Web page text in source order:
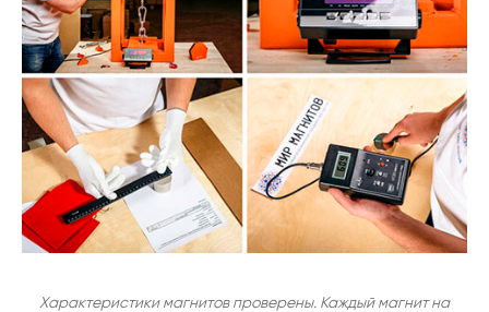
Характеристики магнитов проверены. Каждый магнит на